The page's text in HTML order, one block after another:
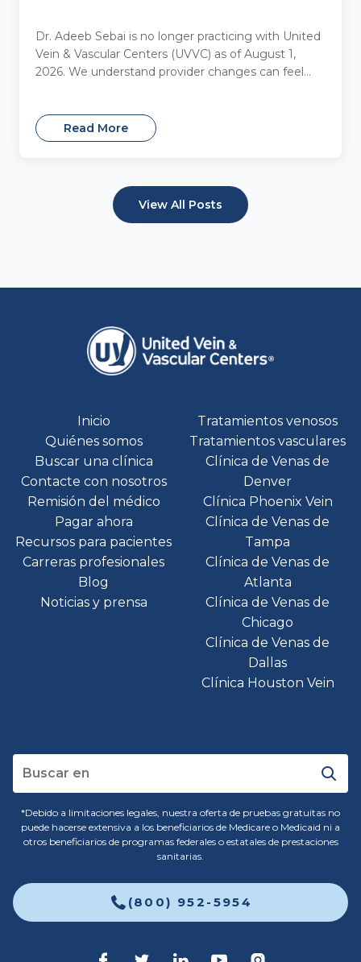
Dr. Adeeb Sebai is no longer practicing with United
Vein & Vascular Centers (UVVC) as of August 1,
2026. We understand provider changes can feel...
Read More
View All Posts
Inicio
Quiénes somos
Buscar una clínica
Contacte con nosotros
Remisión del médico
Pagar ahora
Recursos para pacientes
Carreras profesionales
Blog
Noticias y prensa
Tratamientos venosos
Tratamientos vasculares
Clínica de Venas de
Denver
Clínica Phoenix Vein
Clínica de Venas de
Tampa
Clínica de Venas de
Atlanta
Clínica de Venas de
Chicago
Clínica de Venas de
Dallas
Clínica Houston Vein
*Debido a limitaciones legales, nuestra oferta de pruebas gratuitas no
puede hacerse extensiva a los beneficiarios de Medicare o Medicaid ni a
otros beneficiarios de programas federales o estatales de prestaciones
sanitarias.
(800) 952-5954